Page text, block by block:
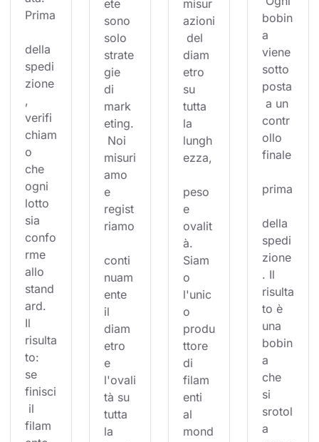
Prima
della
spedi
zione
,
verifi
chiam
o
che
ogni
lotto
sia
confo
rme
allo
stand
ard.
Il
risulta
to:
se
finisci
il
filam
ete
sono
solo
strate
gie
di
mark
eting.
Noi
misuri
amo
e
regist
riamo
conti
nuam
ente
il
diam
etro
e
l'ovali
tà su
tutta
la
misur
azioni
del
diam
etro
su
tutta
la
lungh
ezza,
peso
e
ovalit
à.
Siam
o
l'unic
o
produ
ttore
di
filam
enti
al
mond
bobin
a
viene
sotto
posta
a un
contr
ollo
finale
prima
della
spedi
zione
. Il
risulta
to è
una
bobin
a
che
si
srotol
a